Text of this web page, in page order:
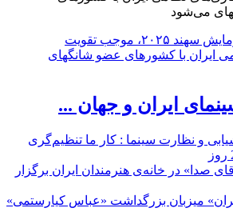
سردار جوانی: رزمایش سهند ۲۰۲۵، موجب تقویت
ایران با کشور‌های عضو شانگهای
ایران و جهان ...
و نظارت سینما : کار ما تنظیم‌گری
صدا» در خانه‌ی هنرمندان ایران برگزار
میزبان بزرگداشت «عباس کیارستمی»